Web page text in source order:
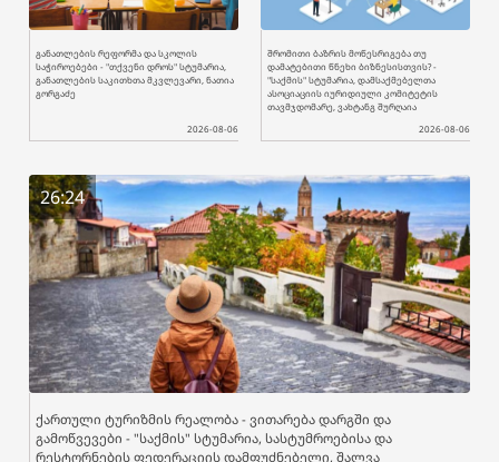
განათლების რეფორმა და სკოლის
საჭიროებები - "თქვენი დროს" სტუმარია,
განათლების საკითხთა მკვლევარი, ნათია
გორგაძე
2026-08-06
შრომითი ბაზრის მოწესრიგება თუ
დამატებითი წნეხი ბიზნესისთვის? -
"საქმის" სტუმარია, დამსაქმებელთა
ასოციაციის იურიდიული კომიტეტის
თავმჯდომარე, ვახტანგ შურღაია
2026-08-06
26:24
ქართული ტურიზმის რეალობა - ვითარება დარგში და
გამოწვევები - "საქმის" სტუმარია, სასტუმროებისა და
რესტორნების ფედერაციის დამფუძნებელი, შალვა